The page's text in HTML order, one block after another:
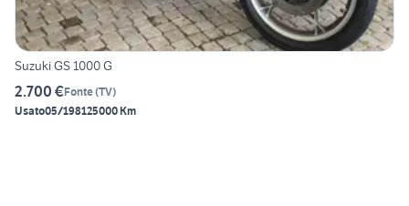
Suzuki GS 1000 G
2.700 €Fonte(TV)
Usato05/198125000 Km